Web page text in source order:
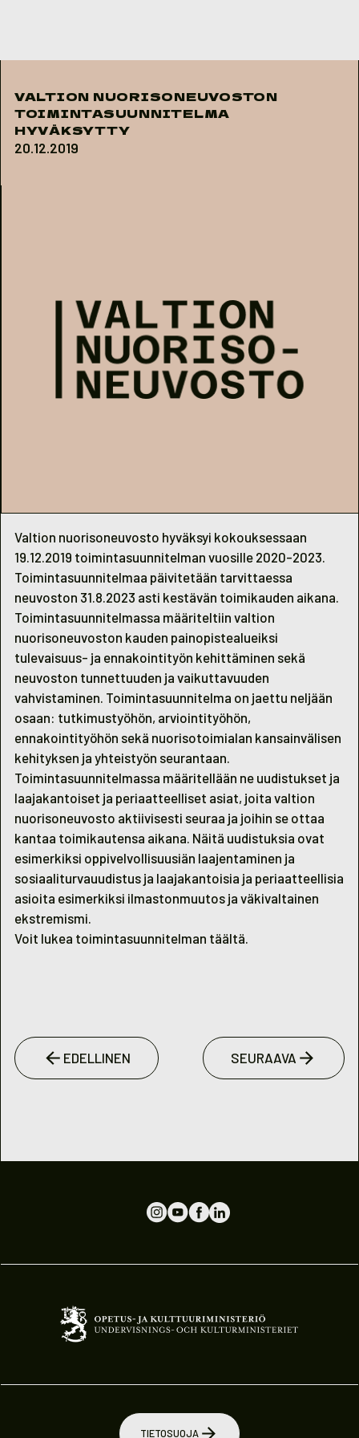
VALTION NUORISONEUVOSTON
TOIMINTASUUNNITELMA
HYVÄKSYTTY
20.12.2019
Valtion nuorisoneuvosto hyväksyi kokouksessaan
19.12.2019 toimintasuunnitelman vuosille 2020-2023.
Toimintasuunnitelmaa päivitetään tarvittaessa
neuvoston 31.8.2023 asti kestävän toimikauden aikana.
Toimintasuunnitelmassa määriteltiin valtion
nuorisoneuvoston kauden painopistealueiksi
tulevaisuus- ja ennakointityön kehittäminen sekä
neuvoston tunnettuuden ja vaikuttavuuden
vahvistaminen. Toimintasuunnitelma on jaettu neljään
osaan: tutkimustyöhön, arviointityöhön,
ennakointityöhön sekä nuorisotoimialan kansainvälisen
kehityksen ja yhteistyön seurantaan.
Toimintasuunnitelmassa määritellään ne uudistukset ja
laajakantoiset ja periaatteelliset asiat, joita valtion
nuorisoneuvosto aktiivisesti seuraa ja joihin se ottaa
kantaa toimikautensa aikana. Näitä uudistuksia ovat
esimerkiksi oppivelvollisuusiän laajentaminen ja
sosiaaliturvauudistus ja laajakantoisia ja periaatteellisia
asioita esimerkiksi ilmastonmuutos ja väkivaltainen
ekstremismi.
Voit lukea toimintasuunnitelman täältä.
EDELLINEN SEURAAVA
TIETOSUOJA